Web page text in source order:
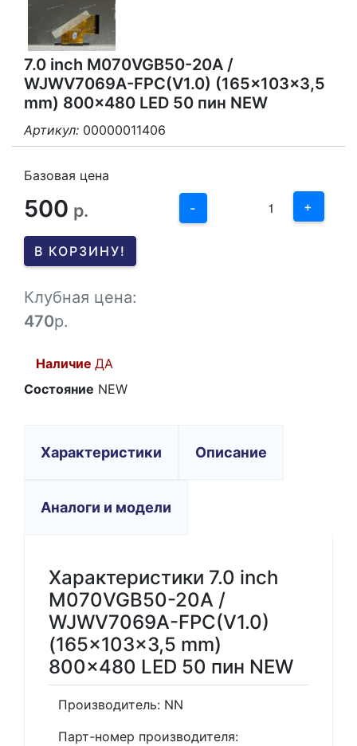
7.0 inch M070VGB50-20A /
WJWV7069A-FPC(V1.0) (165x103x3,5
mm) 800x480 LED 50 пин NEW
Артикул: 00000011406
Базовая цена
500 р. -
3
1
+
В КОРЗИНУ!
Клубная цена:
470р.
Наличие ДА
Состояние NEW
Характеристики Описание
Аналоги и модели
Характеристики 7.0 inch
M070VGB50-20A /
WJWV7069A-FPC(V1.0)
(165x103x3,5 mm)
800x480 LED 50 пин NEW
Производитель: NN
Парт-номер производителя: